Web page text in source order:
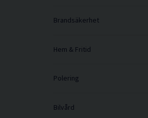
Brandsäkerhet
Hem & Fritid
Polering
Bilvård